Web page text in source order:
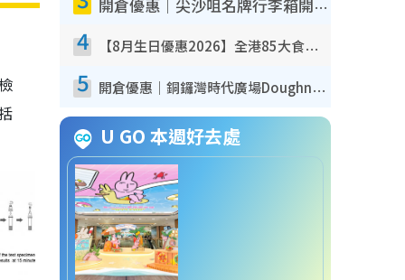
開倉優惠｜尖沙咀名牌行李箱開倉低至4折！一連5日 American Tourister/ace./Hallmark $200起！
4 【8月生日優惠2026】全港85大食買玩著數攻略 自助餐/火鍋放題同行免費＋誠品/DONKI送現金券
5 開倉優惠｜銅鑼灣時代廣場Doughnut/Campo Marzio開倉低至1折！背囊、書包、手袋劈價$200起
U GO 本週好去處